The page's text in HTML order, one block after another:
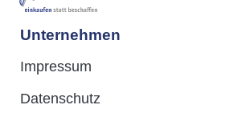
Unternehmen
Impressum
Datenschutz